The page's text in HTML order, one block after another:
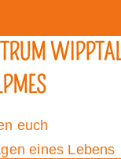
euch
eines Lebens